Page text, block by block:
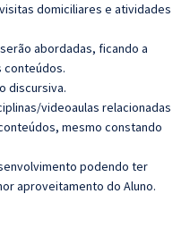
domiciliares e atividades
abordadas, ficando a
conteúdos.
discursiva.
videoaulas relacionadas
mesmo constando
podendo ter
aproveitamento do Aluno.